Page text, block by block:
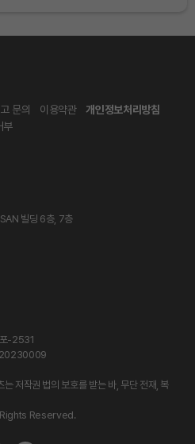
문의 이용약관
개인정보처리방침
부
빌딩 6층, 7층
-2531
저작권 법의 보호를 받는 바, 무단 전재, 복
Reserved.